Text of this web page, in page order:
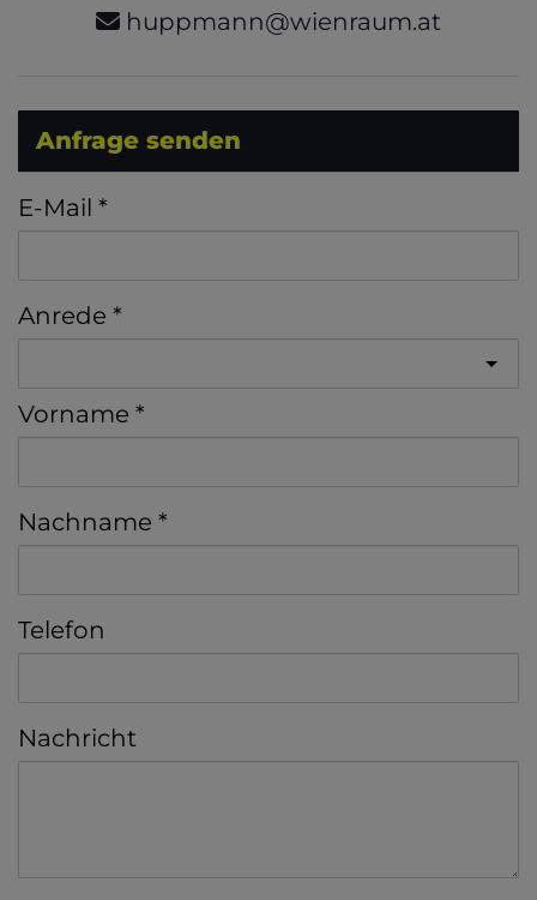
huppmann@wienraum.at
Anfrage senden
E-Mail
Anrede
Vorname
Nachname
Telefon
Nachricht